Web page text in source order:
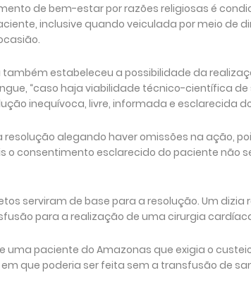
de bem-estar por razões religiosas é
inclusive quando veiculada por meio de
também estabeleceu a possibilidade da
“caso haja viabilidade técnico-científica
inequívoca, livre, informada e esclarecida
resolução alegando haver omissões na ação,
o consentimento esclarecido do paciente não
serviram de base para a resolução. Um
para a realização de uma cirurgia
uma paciente do Amazonas que exigia o
que poderia ser feita sem a transfusão de